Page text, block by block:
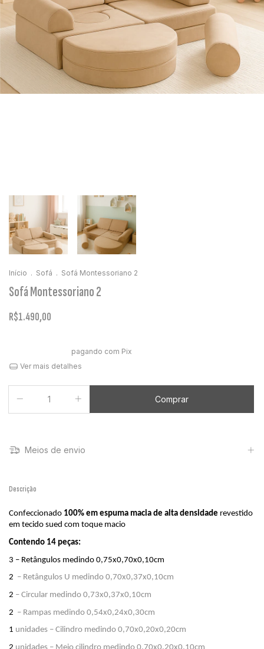
Início . Sofá . Sofá Montessoriano 2
Sofá Montessoriano 2
R$1.490,00
pagando com Pix
Ver mais detalhes
Meios de envio
Descrição
Confeccionado 100% em espuma macia de alta densidade revestido
em tecido sued com toque macio
Contendo 14 peças:
3 – Retângulos medindo 0,75x0,70x0,10cm
2 – Retângulos U medindo 0,70x0,37x0,10cm
2 – Circular medindo 0,73x0,37x0,10cm
2 – Rampas medindo 0,54x0,24x0,30cm
1 unidades – Cilindro medindo 0,70x0,20x0,20cm